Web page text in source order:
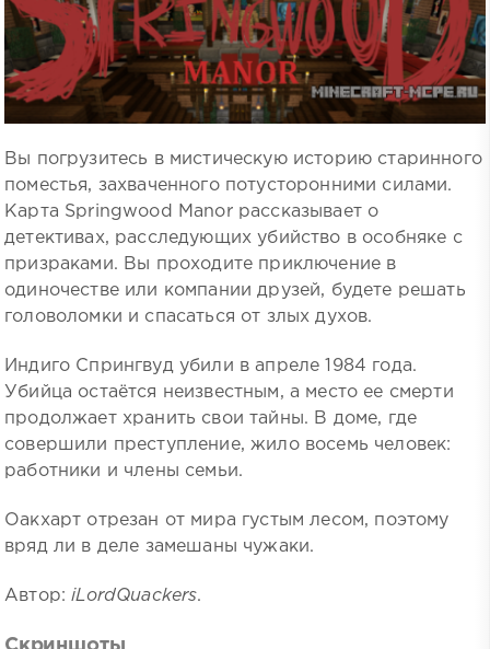
Вы погрузитесь в мистическую историю старинного
поместья, захваченного потусторонними силами.
Карта Springwood Manor рассказывает о
детективах, расследующих убийство в особняке с
призраками. Вы проходите приключение в
одиночестве или компании друзей, будете решать
головоломки и спасаться от злых духов.
Индиго Спрингвуд убили в апреле 1984 года.
Убийца остаётся неизвестным, а место ее смерти
продолжает хранить свои тайны. В доме, где
совершили преступление, жило восемь человек:
работники и члены семьи.
Оакхарт отрезан от мира густым лесом, поэтому
вряд ли в деле замешаны чужаки.
Автор:iLordQuackers.
Скриншоты